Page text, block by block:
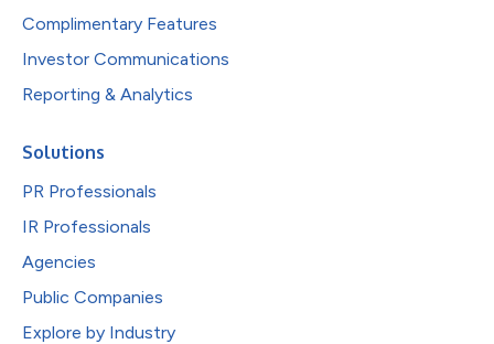
Complimentary Features
Investor Communications
Reporting & Analytics
Solutions
PR Professionals
IR Professionals
Agencies
Public Companies
Explore by Industry